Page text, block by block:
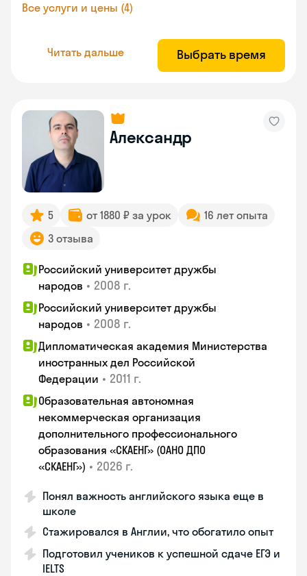
Все услуги и цены (4)
Читать дальше Выбрать время
Александр
5 от 1880 ₽ за урок
16 лет опыта
3 отзыва
Российский университет дружбы
народов • 2008 г.
Российский университет дружбы
народов • 2008 г.
Дипломатическая академия Министерства
иностранных дел Российской
Федерации • 2011 г.
Образовательная автономная
некоммерческая организация
дополнительного профессионального
образования «СКАЕНГ» (ОАНО ДПО
«СКАЕНГ») • 2026 г.
Понял важность английского языка еще в
школе
Стажировался в Англии, что обогатило опыт
Подготовил учеников к успешной сдаче ЕГЭ и
IELTS